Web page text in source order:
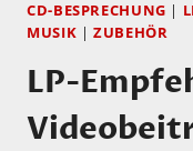
CD-BESPRECHUNG |
MUSIK |ZUBEHÖR
LP-